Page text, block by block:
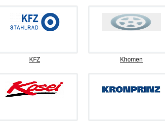
KFZ Khomen